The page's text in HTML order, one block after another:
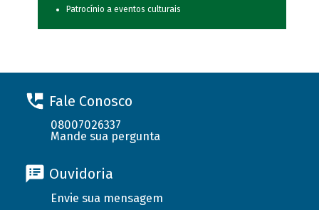
Patrocínio a eventos culturais
Fale Conosco
08007026337
Mande sua pergunta
Ouvidoria
Envie sua mensagem